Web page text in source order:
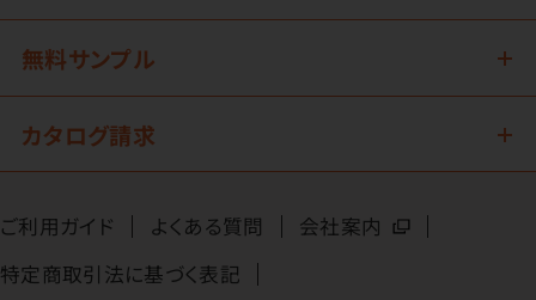
無料サンプル
カタログ請求
ご利用ガイド よくある質問
会社案内
特定商取引法に基づく表記